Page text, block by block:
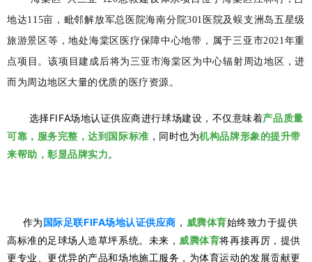
地达115亩，毗邻解放军总医院海南分院301医院及蜈支洲岛五星级
旅游景区等，地处海棠区医疗保障中心地带，属于三亚市2021年重
点项目。该项目建成后将为三亚市海棠区为中心辐射周边地区，进
而为周边地区大量的优质的医疗资源。
选择FIFA场地认证供应商进行球场建设，不仅意味着产品质量
可靠，服务完整，达到国际标准 ，同时也为机构品牌形象的提升带
来帮助，彰显品牌实力 。
作为国际足联FIFA场地认证供应商 ， 威腾体育始终致力于提供
高标准的足球场人造草坪系统。未来， 威腾体育将再接再厉，提供
更专业、更优异的产品和场地施工服务，为体育运动的发展贡献更